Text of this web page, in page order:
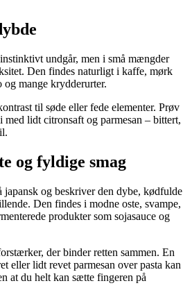
undgår, men i små mængder
Den findes naturligt i kaffe, mørk
mange krydderurter.
til søde eller fede elementer. Prøv
lidt citronsaft og parmesan – bittert,
og fyldige smag
japansk og beskriver den dybe, kødfulde
Den findes i modne oste, svampe,
produkter som sojasauce og
der binder retten sammen. En
eller lidt revet parmesan over pasta kan
at du helt kan sætte fingeren på